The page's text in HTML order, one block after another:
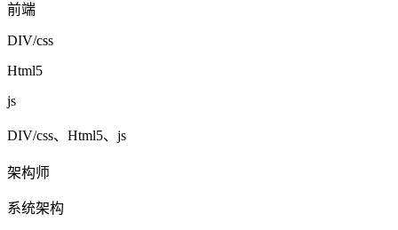
前端
DIV/css
Html5
js
DIV/css、Html5、js
架构师
系统架构